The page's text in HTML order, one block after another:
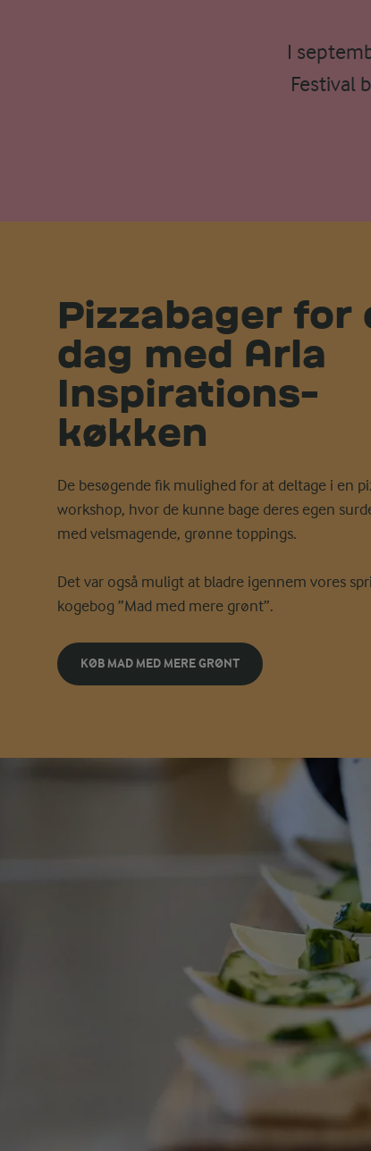
I
Festival
Pizzabager for
dag med Arla
Inspirations­
køkken
De besøgende fik mulighed for at deltage i en
workshop, hvor de kunne bage deres egen
med velsmagende, grønne toppings.
Det var også muligt at bladre igennem vores
kogebog ”Mad med mere grønt”.
KØB MAD MED MERE GRØNT